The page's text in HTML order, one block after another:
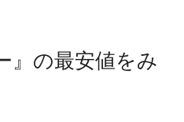
』の最安値をみ